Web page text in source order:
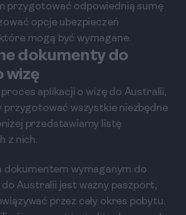
przygotować odpowiednią sumę
opcje ubezpieczeń
mogą być wymagane.
dokumenty do
wizę
aplikacji o wizę do Australii,
przygotować wszystkie niezbędne
przedstawiamy listę
z nich.
dokumentem wymaganym do
do Australii jest ważny paszport,
przez cały okres pobytu.